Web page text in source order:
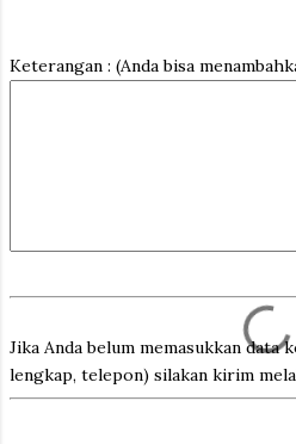
Keterangan : (Anda bisa
Jika Anda belum memasukkan data
lengkap, telepon) silakan kirim